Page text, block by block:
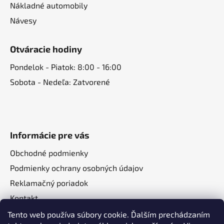
Tento web používa súbory cookie. Ďalším prechádzaním
Nákladné automobily
Návesy
Otváracie hodiny
Pondelok - Piatok: 8:00 - 16:00
Sobota - Nedeľa: Zatvorené
Informácie pre vás
Obchodné podmienky
Podmienky ochrany osobných údajov
Reklamačný poriadok
Kontakt
O nás